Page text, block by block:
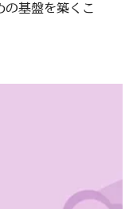
の基盤を築くこ